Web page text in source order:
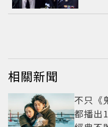
相關新聞
不只《
都播出